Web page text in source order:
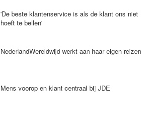
'De beste klantenservice is als de klant ons niet
hoeft te bellen'
NederlandWereldwijd werkt aan haar eigen reizen
Mens voorop en klant centraal bij JDE